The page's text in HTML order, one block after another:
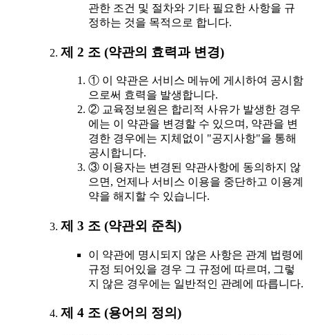
관한 조건 및 절차와 기타 필요한 사항을 규
정하는 것을 목적으로 합니다.
제 2 조 (약관의 효력과 변경)
① 이 약관은 서비스 메뉴에 게시하여 공시함
으로써 효력을 발생합니다.
② 교육정보원은 합리적 사유가 발생한 경우
에는 이 약관을 변경할 수 있으며, 약관을 변
경한 경우에는 지체없이 "공지사항"을 통해
공시합니다.
③ 이용자는 변경된 약관사항에 동의하지 않
으면, 언제나 서비스 이용을 중단하고 이용계
약을 해지할 수 있습니다.
제 3 조 (약관외 준칙)
이 약관에 명시되지 않은 사항은 관계 법령에
규정 되어있을 경우 그 규정에 따르며, 그렇
지 않은 경우에는 일반적인 관례에 따릅니다.
제 4 조 (용어의 정의)